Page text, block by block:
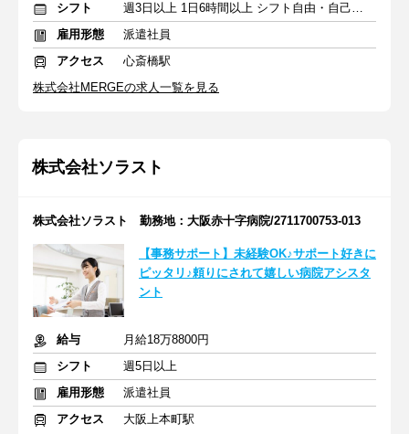
シフト
週3日以上 1日6時間以上 シフト自由・自己申告
雇用形態
派遣社員
アクセス
心斎橋駅
株式会社MERGEの求人一覧を見る
株式会社ソラスト
株式会社ソラスト 勤務地：大阪赤十字病院/2711700753-013
【事務サポート】未経験OK♪サポート好きに
ピッタリ♪頼りにされて嬉しい病院アシスタ
ント
給与
月給18万8800円
シフト
週5日以上
雇用形態
派遣社員
アクセス
大阪上本町駅